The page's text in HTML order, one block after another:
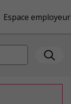
Espace employeur